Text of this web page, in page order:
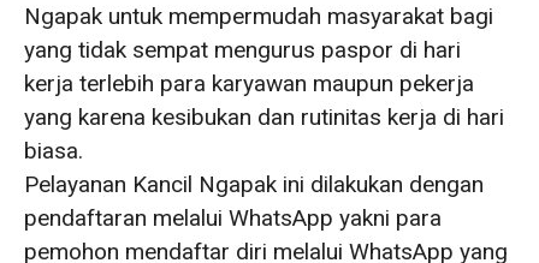
Ngapak untuk mempermudah masyarakat bagi
yang tidak sempat mengurus paspor di hari
kerja terlebih para karyawan maupun pekerja
yang karena kesibukan dan rutinitas kerja di hari
biasa.
Pelayanan Kancil Ngapak ini dilakukan dengan
pendaftaran melalui WhatsApp yakni para
pemohon mendaftar diri melalui WhatsApp yang